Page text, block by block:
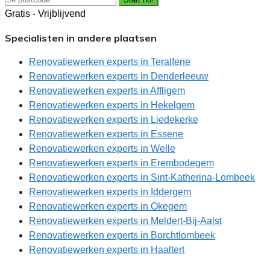
Gratis - Vrijblijvend
Specialisten in andere plaatsen
Renovatiewerken experts in Teralfene
Renovatiewerken experts in Denderleeuw
Renovatiewerken experts in Affligem
Renovatiewerken experts in Hekelgem
Renovatiewerken experts in Liedekerke
Renovatiewerken experts in Essene
Renovatiewerken experts in Welle
Renovatiewerken experts in Erembodegem
Renovatiewerken experts in Sint-Katherina-Lombeek
Renovatiewerken experts in Iddergem
Renovatiewerken experts in Okegem
Renovatiewerken experts in Meldert-Bij-Aalst
Renovatiewerken experts in Borchtlombeek
Renovatiewerken experts in Haaltert